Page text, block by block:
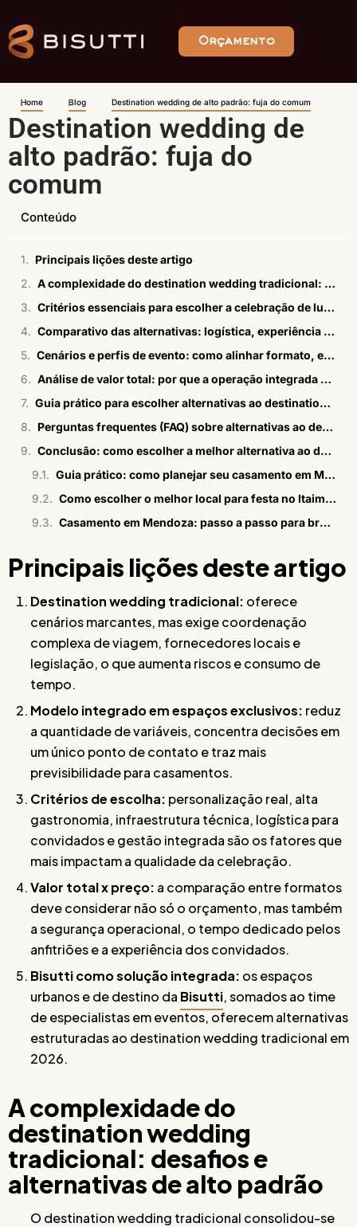
Orçamento
Home Blog Destination wedding de alto padrão: fuja do comum
Destination wedding de
alto padrão: fuja do
comum
Conteúdo
Principais lições deste artigo
A complexidade do destination wedding tradicional: desafios e alternativas de alto padrão
Critérios essenciais para escolher a celebração de luxo ideal
Comparativo das alternativas: logística, experiência e valor total
Cenários e perfis de evento: como alinhar formato, espaço e operação
Análise de valor total: por que a operação integrada Bisutti se destaca
Guia prático para escolher alternativas ao destination wedding comum em 2026
Perguntas frequentes (FAQ) sobre alternativas ao destination wedding
Conclusão: como escolher a melhor alternativa ao destination wedding em 2026
Guia prático: como planejar seu casamento em Mendoza?
Como escolher o melhor local para festa no Itaim Bibi
Casamento em Mendoza: passo a passo para brasileiros
Principais lições deste artigo
Destination wedding tradicional: oferece
cenários marcantes, mas exige coordenação
complexa de viagem, fornecedores locais e
legislação, o que aumenta riscos e consumo de
tempo.
Modelo integrado em espaços exclusivos: reduz
a quantidade de variáveis, concentra decisões em
um único ponto de contato e traz mais
previsibilidade para casamentos.
Critérios de escolha: personalização real, alta
gastronomia, infraestrutura técnica, logística para
convidados e gestão integrada são os fatores que
mais impactam a qualidade da celebração.
Valor total x preço: a comparação entre formatos
deve considerar não só o orçamento, mas também
a segurança operacional, o tempo dedicado pelos
anfitriões e a experiência dos convidados.
Bisutti como solução integrada: os espaços
urbanos e de destino da Bisutti, somados ao time
de especialistas em eventos, oferecem alternativas
estruturadas ao destination wedding tradicional em
2026.
A complexidade do
destination wedding
tradicional: desafios e
alternativas de alto padrão
O destination wedding tradicional consolidou-se